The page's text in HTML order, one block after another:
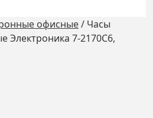
офисные/ Часы
Электроника 7-2170С6,